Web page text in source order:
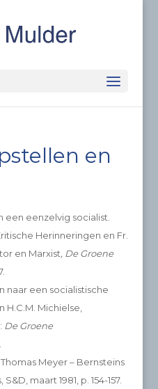
en
een eenzelvig socialist.
Herinneringen en Fr.
en Marxist, De Groene
naar een socialistische
Michielse,
De Groene
Meyer – Bernsteins
maart 1981, p. 154-157.